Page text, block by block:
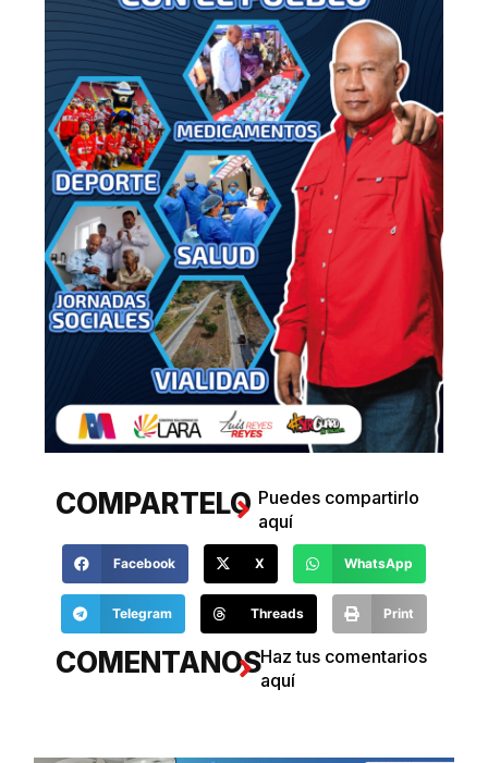
COMPARTELO Puedes compartirlo
aquí
Facebook X WhatsApp
Telegram Threads Print
COMENTANOSHaz tus comentarios
aquí